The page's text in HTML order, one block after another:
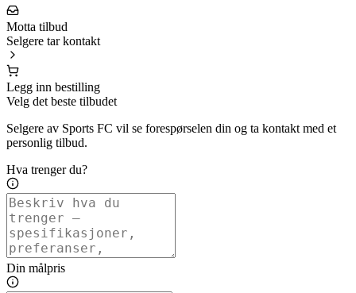
Motta tilbud
Selgere tar kontakt
Legg inn bestilling
Velg det beste tilbudet
Selgere av Sports FC vil se forespørselen din og ta kontakt med et
personlig tilbud.
Hva trenger du?
Din målpris